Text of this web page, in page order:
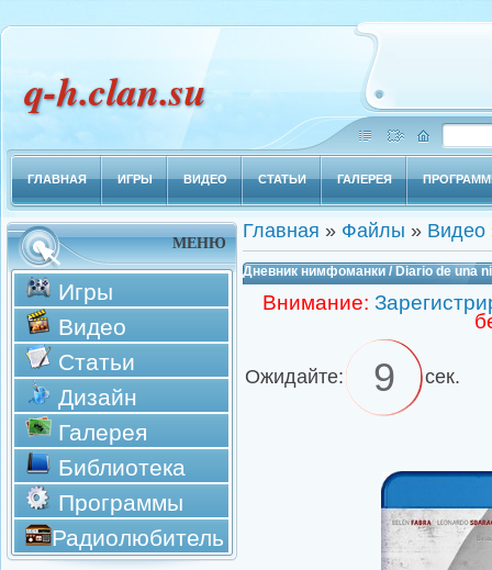
q-h.clan.su
ГЛАВНАЯ ИГРЫ ВИДЕО СТАТЬИ ГАЛЕРЕЯ
МЕНЮ
Игры
Видео
Статьи
Дизайн
Галерея
Библиотека
Программы
Радиолюбитель
Главная » Файлы » Видео
Дневник нимфоманки / Diario de una
Внимание:
Ожидайте: 8 сек.